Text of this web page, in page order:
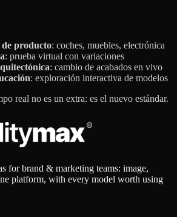
producto: coches, muebles, electrónica
: prueba virtual con variaciones
: cambio de acabados en vivo
: exploración interactiva de modelos
real no es un extra: es el nuevo estándar.
for brand & marketing teams: image,
platform, with every model worth using